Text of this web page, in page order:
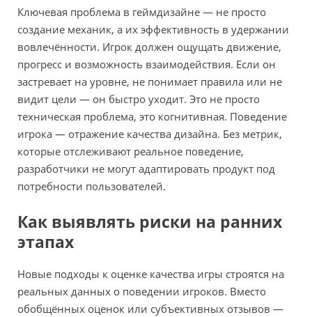
Ключевая проблема в геймдизайне — не просто
создание механик, а их эффективность в удержании
вовлечённости. Игрок должен ощущать движение,
прогресс и возможность взаимодействия. Если он
застревает на уровне, не понимает правила или не
видит цели — он быстро уходит. Это не просто
техническая проблема, это когнитивная. Поведение
игрока — отражение качества дизайна. Без метрик,
которые отслеживают реальное поведение,
разработчики не могут адаптировать продукт под
потребности пользователей.
Как выявлять риски на ранних
этапах
Новые подходы к оценке качества игры строятся на
реальных данных о поведении игроков. Вместо
обобщённых оценок или субъективных отзывов —